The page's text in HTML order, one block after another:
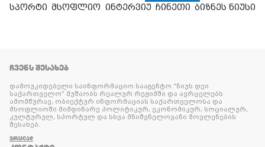
სპორტი მსოფლიო ინტერვიუ ჩინეთი ბიზნეს ნიუსი
ᲩᲕᲔᲜᲡ ᲨᲔᲡᲐᲮᲔᲑ
დამოუკიდებელი საინფორმაციო სააგენტო “ნიუს დეი
საქართველო” მუშაობს რეალურ რეჟიმში და ავრცელებს
ამომწურავ, ობიექტურ ინფორმაციას საქართველოსა და
მსოფლიოში მიმდინარე პოლიტიკურ, ეკონომიკურ, სოციალურ,
კულტურულ, სპორტულ და სხვა მნიშვნელოვანი მოვლენების
შესახებ.
ᲕᲠᲪᲚᲐᲓ